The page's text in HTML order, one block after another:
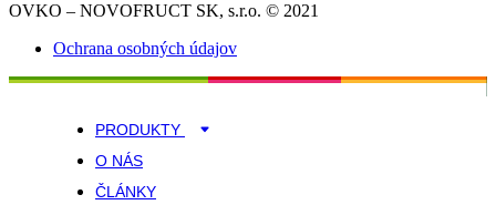
OVKO – NOVOFRUCT SK, s.r.o. © 2021
Ochrana osobných údajov
PRODUKTY
O NÁS
ČLÁNKY